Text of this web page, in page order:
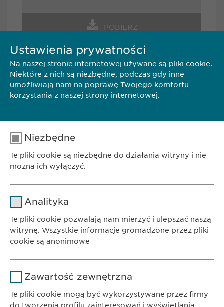
POBIERZ
KONTAKT
Ewopharma AG Sp. z o.o.
01-192 Warszawa
Telefon: +48 22 620 11 71
info@ewopharma.pl
ul. Leszno 14
01-192 Warszawa
Ustawienia prywatności
Na naszej stronie internetowej używane są pliki cookie.
Niektóre z nich są niezbędne, podczas gdy inne
umożliwiają nam na poprawę Twojego komfortu
korzystania z naszej strony internetowej.
Niezbędne
Te pliki cookie są niezbędne do działania witryny i nie
można ich wyłączyć.
Czas
trwania
1 rok
Powód
na pliki cookie.
Analityka
Te pliki cookie pozwalają nam mierzyć i ulepszać naszą
witrynę. Wszystkie informacje gromadzone przez pliki
cookie są anonimowe
Zawartość zewnętrzna
Te pliki cookie mogą być wykorzystywane przez firmy